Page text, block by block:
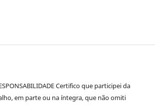
Certifico que participei da
em parte ou na íntegra, que não omiti